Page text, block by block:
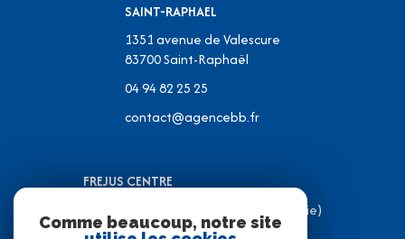
SAINT-RAPHAEL
1351 avenue de Valescure
83700Saint-Raphaël
04 94 82 25 25
contact@agencebb.fr
FREJUS CENTRE
31 Place J.C Formigé (Place de la Mairie)
83600 Fréjus
Comme beaucoup, notre site